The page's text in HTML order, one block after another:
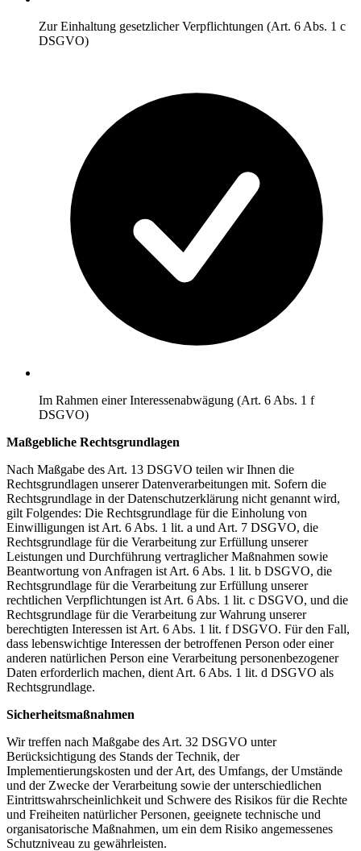
Zur Einhaltung gesetzlicher Verpflichtungen (Art. 6 Abs. 1 c
DSGVO)
Im Rahmen einer Interessenabwägung (Art. 6 Abs. 1 f
DSGVO)
Maßgebliche Rechtsgrundlagen
Nach Maßgabe des Art. 13 DSGVO teilen wir Ihnen die
Rechtsgrundlagen unserer Datenverarbeitungen mit. Sofern die
Rechtsgrundlage in der Datenschutzerklärung nicht genannt wird,
gilt Folgendes: Die Rechtsgrundlage für die Einholung von
Einwilligungen ist Art. 6 Abs. 1 lit. a und Art. 7 DSGVO, die
Rechtsgrundlage für die Verarbeitung zur Erfüllung unserer
Leistungen und Durchführung vertraglicher Maßnahmen sowie
Beantwortung von Anfragen ist Art. 6 Abs. 1 lit. b DSGVO, die
Rechtsgrundlage für die Verarbeitung zur Erfüllung unserer
rechtlichen Verpflichtungen ist Art. 6 Abs. 1 lit. c DSGVO, und die
Rechtsgrundlage für die Verarbeitung zur Wahrung unserer
berechtigten Interessen ist Art. 6 Abs. 1 lit. f DSGVO. Für den Fall,
dass lebenswichtige Interessen der betroffenen Person oder einer
anderen natürlichen Person eine Verarbeitung personenbezogener
Daten erforderlich machen, dient Art. 6 Abs. 1 lit. d DSGVO als
Rechtsgrundlage.
Sicherheitsmaßnahmen
Wir treffen nach Maßgabe des Art. 32 DSGVO unter
Berücksichtigung des Stands der Technik, der
Implementierungskosten und der Art, des Umfangs, der Umstände
und der Zwecke der Verarbeitung sowie der unterschiedlichen
Eintrittswahrscheinlichkeit und Schwere des Risikos für die Rechte
und Freiheiten natürlicher Personen, geeignete technische und
organisatorische Maßnahmen, um ein dem Risiko angemessenes
Schutzniveau zu gewährleisten.